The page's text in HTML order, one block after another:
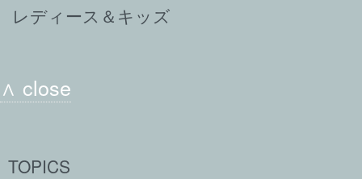
レディース＆キッズ
∧ close
TOPICS